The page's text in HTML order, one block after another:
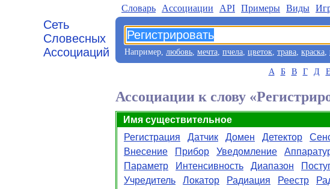
Сеть
Словесных
Ассоциаций
Словарь Aссоциации API Примеры Виды
Например, любовь, мечта, пчела, цветок, трава, краска,
А Б В Г Д Е
Ассоциации к слову
Имя существительное
Регистрация
Датчик Домен Детектор
Внесение
Прибор Уведомление
Параметр
Интенсивность Диапазон
Учредитель
Локатор Радиация Реестр